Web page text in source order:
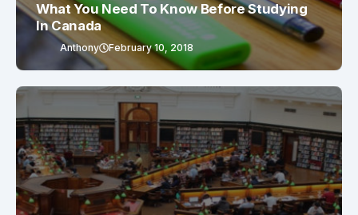
What You Need To Know Before Studying
In Canada
Anthony February 10, 2018